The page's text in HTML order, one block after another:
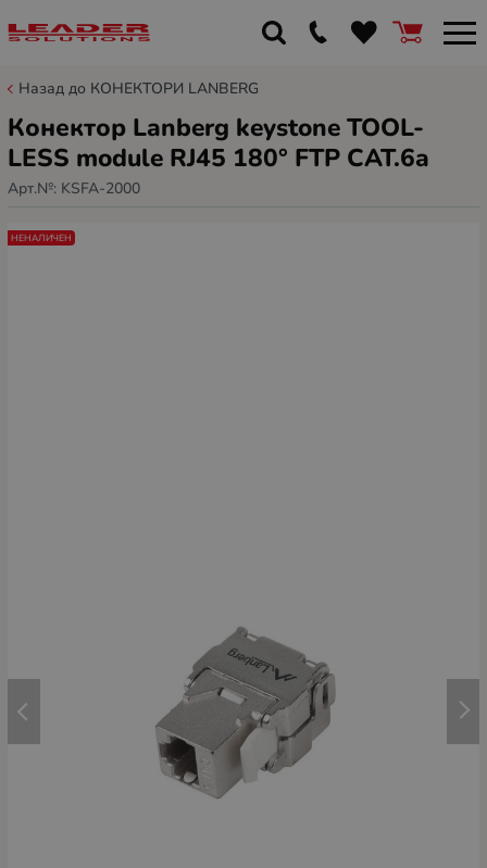
Назад до КОНЕКТОРИ LANBERG
Конектор Lanberg keystone TOOL-
LESS module RJ45 180° FTP CAT.6a
Арт.№: KSFA-2000
НЕНАЛИЧЕН